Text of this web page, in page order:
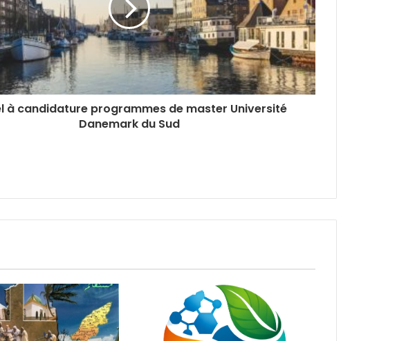
à candidature programmes de master Université
Danemark du Sud